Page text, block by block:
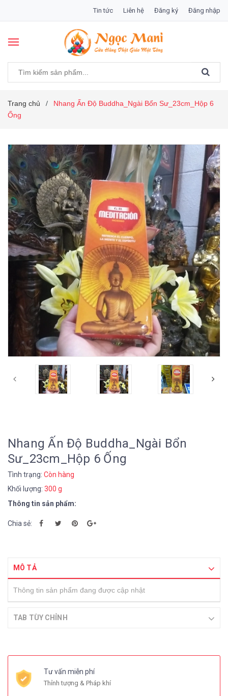
Tin tức Liên hệ Đăng ký Đăng nhập
Trang chủ /
Nhang Ấn Độ Buddha_Ngài Bổn Sư_23cm_Hộp 6
Ống
Nhang Ấn Độ Buddha_Ngài Bổn
Sư_23cm_Hộp 6 Ống
Tình trạng: Còn hàng
Khối lượng: 300 g
Thông tin sản phẩm:
Chia sẻ:
MÔ TẢ
Thông tin sản phẩm đang được cập nhật
TAB TÙY CHỈNH
Tư vấn miễn phí
Thỉnh tượng & Pháp khí